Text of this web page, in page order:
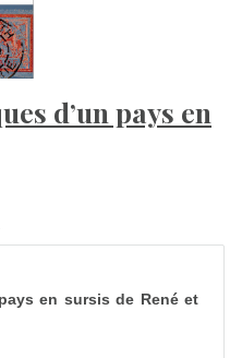
d’un pays en
en sursis de René et